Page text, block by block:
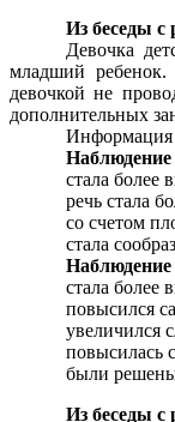
Из беседы с
Девочка
младший ребенок.
девочкой не
дополнительных
Информация
Наблюдение
стала более
речь стала
со счетом
стала
Наблюдение
стала более
повысился
увеличился
повысилась
были
Из беседы с